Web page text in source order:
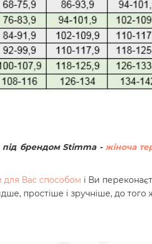
під брендом Stimma -жіноча
Вас способом і Ви
простіше і зручніше, до